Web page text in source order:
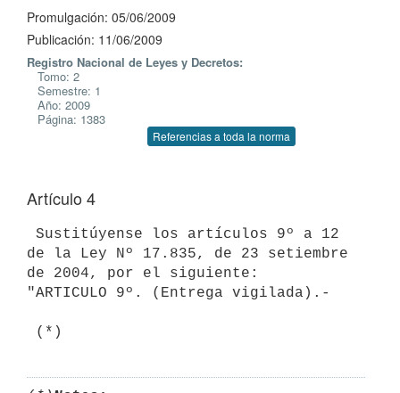
Promulgación: 05/06/2009
Publicación: 11/06/2009
Registro Nacional de Leyes y Decretos:
Tomo: 2
Semestre: 1
Año: 2009
Página: 1383
Referencias a toda la norma
Artículo 4
de la Ley Nº 17.835, de 23 setiembre
de 2004, por el siguiente:
"ARTICULO 9º. (Entrega vigilada).-
(*)